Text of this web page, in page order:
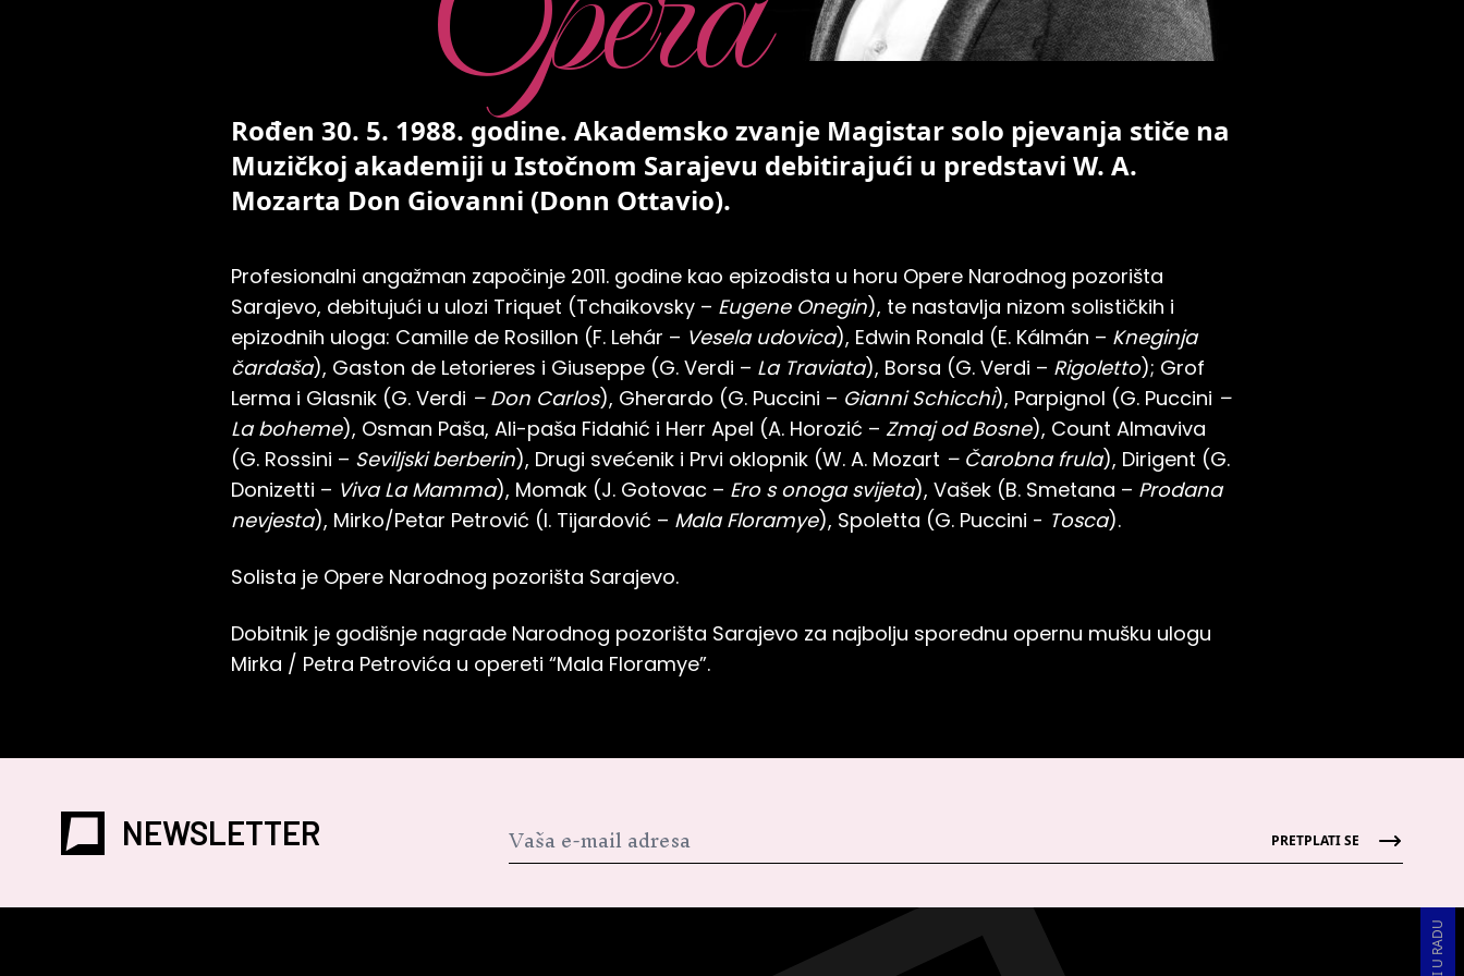
Rođen 30. 5. 1988. godine. Akademsko zvanje Magistar solo pjevanja stiče na
Muzičkoj akademiji u Istočnom Sarajevu debitirajući u predstavi W. A.
Mozarta Don Giovanni (Donn Ottavio).
Profesionalni angažman započinje 2011. godine kao epizodista u horu Opere Narodnog pozorišta
Sarajevo, debitujući u ulozi Triquet (Tchaikovsky – Eugene Onegin), te nastavlja nizom solističkih i
epizodnih uloga: Camille de Rosillon (F. Lehár – Vesela udovica), Edwin Ronald (E. Kálmán – Kneginja
čardaša), Gaston de Letorieres i Giuseppe (G. Verdi – La Traviata), Borsa (G. Verdi – Rigoletto); Grof
Lerma i Glasnik (G. Verdi – Don Carlos), Gherardo (G. Puccini – Gianni Schicchi), Parpignol (G. Puccini –
La boheme), Osman Paša, Ali-paša Fidahić i Herr Apel (A. Horozić – Zmaj od Bosne), Count Almaviva
(G. Rossini – Seviljski berberin), Drugi svećenik i Prvi oklopnik (W. A. Mozart – Čarobna frula), Dirigent (G.
Donizetti – Viva La Mamma), Momak (J. Gotovac – Ero s onoga svijeta), Vašek (B. Smetana – Prodana
nevjesta), Mirko/Petar Petrović (I. Tijardović – Mala Floramye), Spoletta (G. Puccini - Tosca).
Solista je Opere Narodnog pozorišta Sarajevo.
Dobitnik je godišnje nagrade Narodnog pozorišta Sarajevo za najbolju sporednu opernu mušku ulogu
Mirka / Petra Petrovića u opereti “Mala Floramye”.
NEWSLETTER PRETPLATI SE